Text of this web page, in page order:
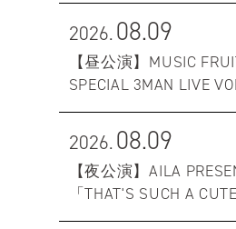
2026.08.09
【昼公演】MUSIC
SPECIAL 3MAN LIVE
2026.08.09
【夜公演】AILA
「THAT'S SUCH A